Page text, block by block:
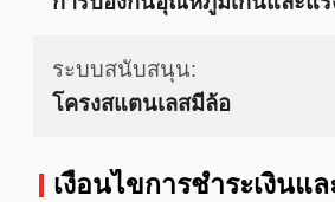
ระบบสนับสนุน:
โครงสแตนเลสมีล้อ
เงื่อนไขการชําระเงินแ